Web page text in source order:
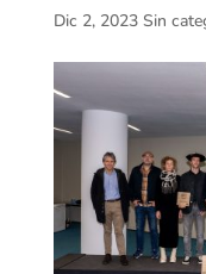
Dic 2, 2023 Sin